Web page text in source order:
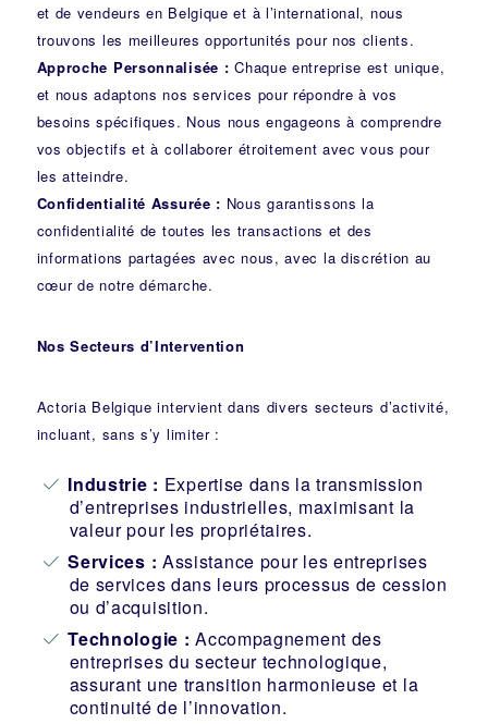
et de vendeurs en Belgique et à l’international, nous
trouvons les meilleures opportunités pour nos clients.
Approche Personnalisée : Chaque entreprise est unique,
et nous adaptons nos services pour répondre à vos
besoins spécifiques. Nous nous engageons à comprendre
vos objectifs et à collaborer étroitement avec vous pour
les atteindre.
Confidentialité Assurée : Nous garantissons la
confidentialité de toutes les transactions et des
informations partagées avec nous, avec la discrétion au
cœur de notre démarche.
Nos Secteurs d’Intervention
Actoria Belgique intervient dans divers secteurs d’activité,
incluant, sans s’y limiter :
Industrie : Expertise dans la transmission
d’entreprises industrielles, maximisant la
valeur pour les propriétaires.
Services : Assistance pour les entreprises
de services dans leurs processus de cession
ou d’acquisition.
Technologie : Accompagnement des
entreprises du secteur technologique,
assurant une transition harmonieuse et la
continuité de l’innovation.